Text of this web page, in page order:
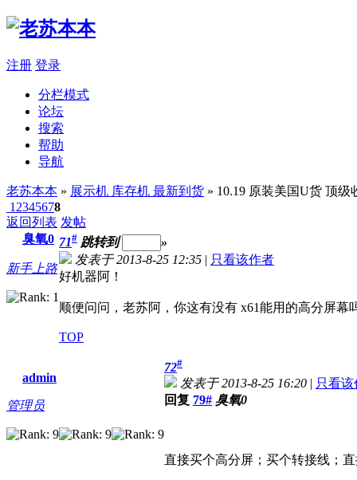
注册 登录
分栏模式
论坛
搜索
帮助
导航
老苏本本 » 展示机 库存机 最新到货 » 10.19 原装美国U货 顶级
1 2345678
返回列表 发帖
臭氧0
新手上路
71# 跳转到
»
发表于 2013-8-25 12:35 | 只看该作者
好机器阿！
顺便问问，老苏阿，你这有没有 x61能用的高分屏幕
TOP
admin
管理员
72#
发表于 2013-8-25 16:20 | 只看该
回复 79# 臭氧0
直接买个高分屏；买个转接线；